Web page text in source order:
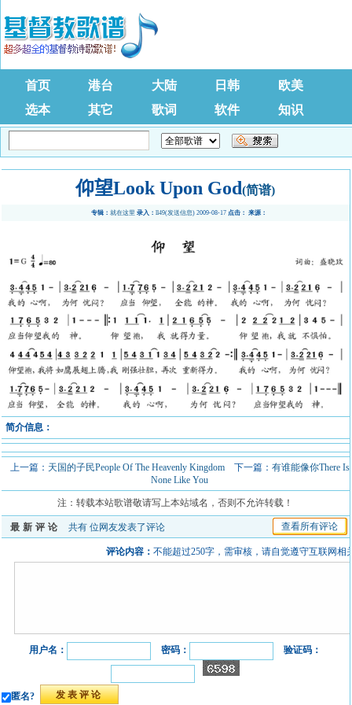
首页 港台 大陆 日韩
欧美
选本
其它 歌词 软件 知识
仰望Look Upon God(简谱)
专辑： 就在这里 录入： ll49(发送信息) 2009-08-17点击： 来源：
简介信息：
上一篇： 天国的子民People Of The Heavenly Kingdom下一篇： 有谁能像你There Is
None Like You
注：转载本站歌谱敬请写上本站域名，否则不允许转载！
最新评论 共有位网友发表了评论 查看所有评论
评论内容：不能超过250字，需审核，请自觉遵守互联网相
用户名： 密码： 验证码：
匿名?